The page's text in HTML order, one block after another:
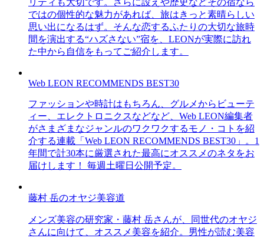
リティも大切です。さらに設えや歴史などその宿なら
ではの個性的な魅力があれば、旅はきっと素晴らしい
思い出になるはず。そんな恋するふたりの大切な旅時
間を演出する“ハズさない”宿を、LEONが実際に訪れ
た中から自信をもってご紹介します。
Web LEON RECOMMENDS BEST30
ファッションや時計はもちろん、グルメからビューテ
ィー、エレクトロニクスなどなど、Web LEON編集者
がさまざまなジャンルのワクワクするモノ・コトを紹
介する連載「Web LEON RECOMMENDS BEST30」。1
年間で計30本に厳選された最高にオススメのネタをお
届けします！ 毎週土曜日公開予定。
藤村 岳のオヤジ美容道
メンズ美容の研究家・藤村 岳さんが、同世代のオヤジ
さんに向けて、オススメ美容を紹介。男性が読む美容